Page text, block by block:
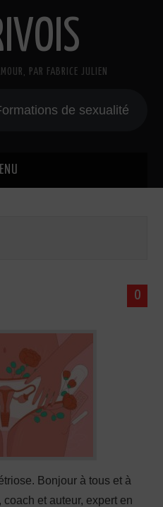
PAR FABRICE JULIEN
de sexualité
0
Bonjour à tous et à
et auteur, expert en